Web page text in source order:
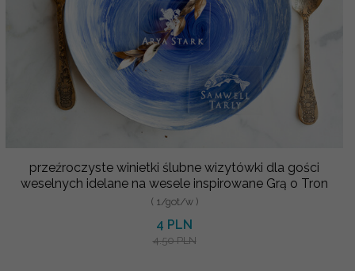
przeźroczyste winietki ślubne wizytówki dla gości
weselnych idelane na wesele inspirowane Grą o Tron
( 1/got/w )
4 PLN
4.50 PLN